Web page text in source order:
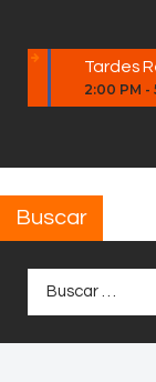
Tardes
2:00 PM -
Buscar